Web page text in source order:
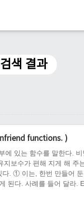
검색 결과
functions. )
있는 함수를 말한다.
보수가 편해 지게 해 주
. ① 이는, 한번 만들어
된다. 사례를 들어 달라.